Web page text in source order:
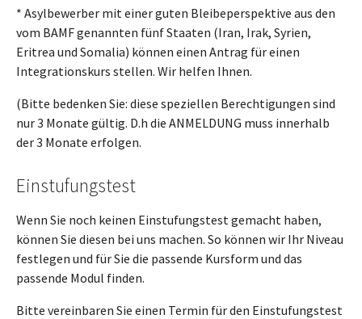
* Asylbewerber mit einer guten Bleibeperspektive aus den
vom BAMF genannten fünf Staaten (Iran, Irak, Syrien,
Eritrea und Somalia) können einen Antrag für einen
Integrationskurs stellen. Wir helfen Ihnen.
(Bitte bedenken Sie: diese speziellen Berechtigungen sind
nur 3 Monate gültig. D.h die ANMELDUNG muss innerhalb
der 3 Monate erfolgen.
Einstufungstest
Wenn Sie noch keinen Einstufungstest gemacht haben,
können Sie diesen bei uns machen. So können wir Ihr Niveau
festlegen und für Sie die passende Kursform und das
passende Modul finden.
Bitte vereinbaren Sie einen Termin für den Einstufungstest